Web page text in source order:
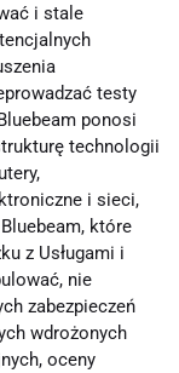
i stale
testy
ponosi
technologii
i sieci,
które
z Usługami i
nie
zabezpieczeń
wdrożonych
oceny